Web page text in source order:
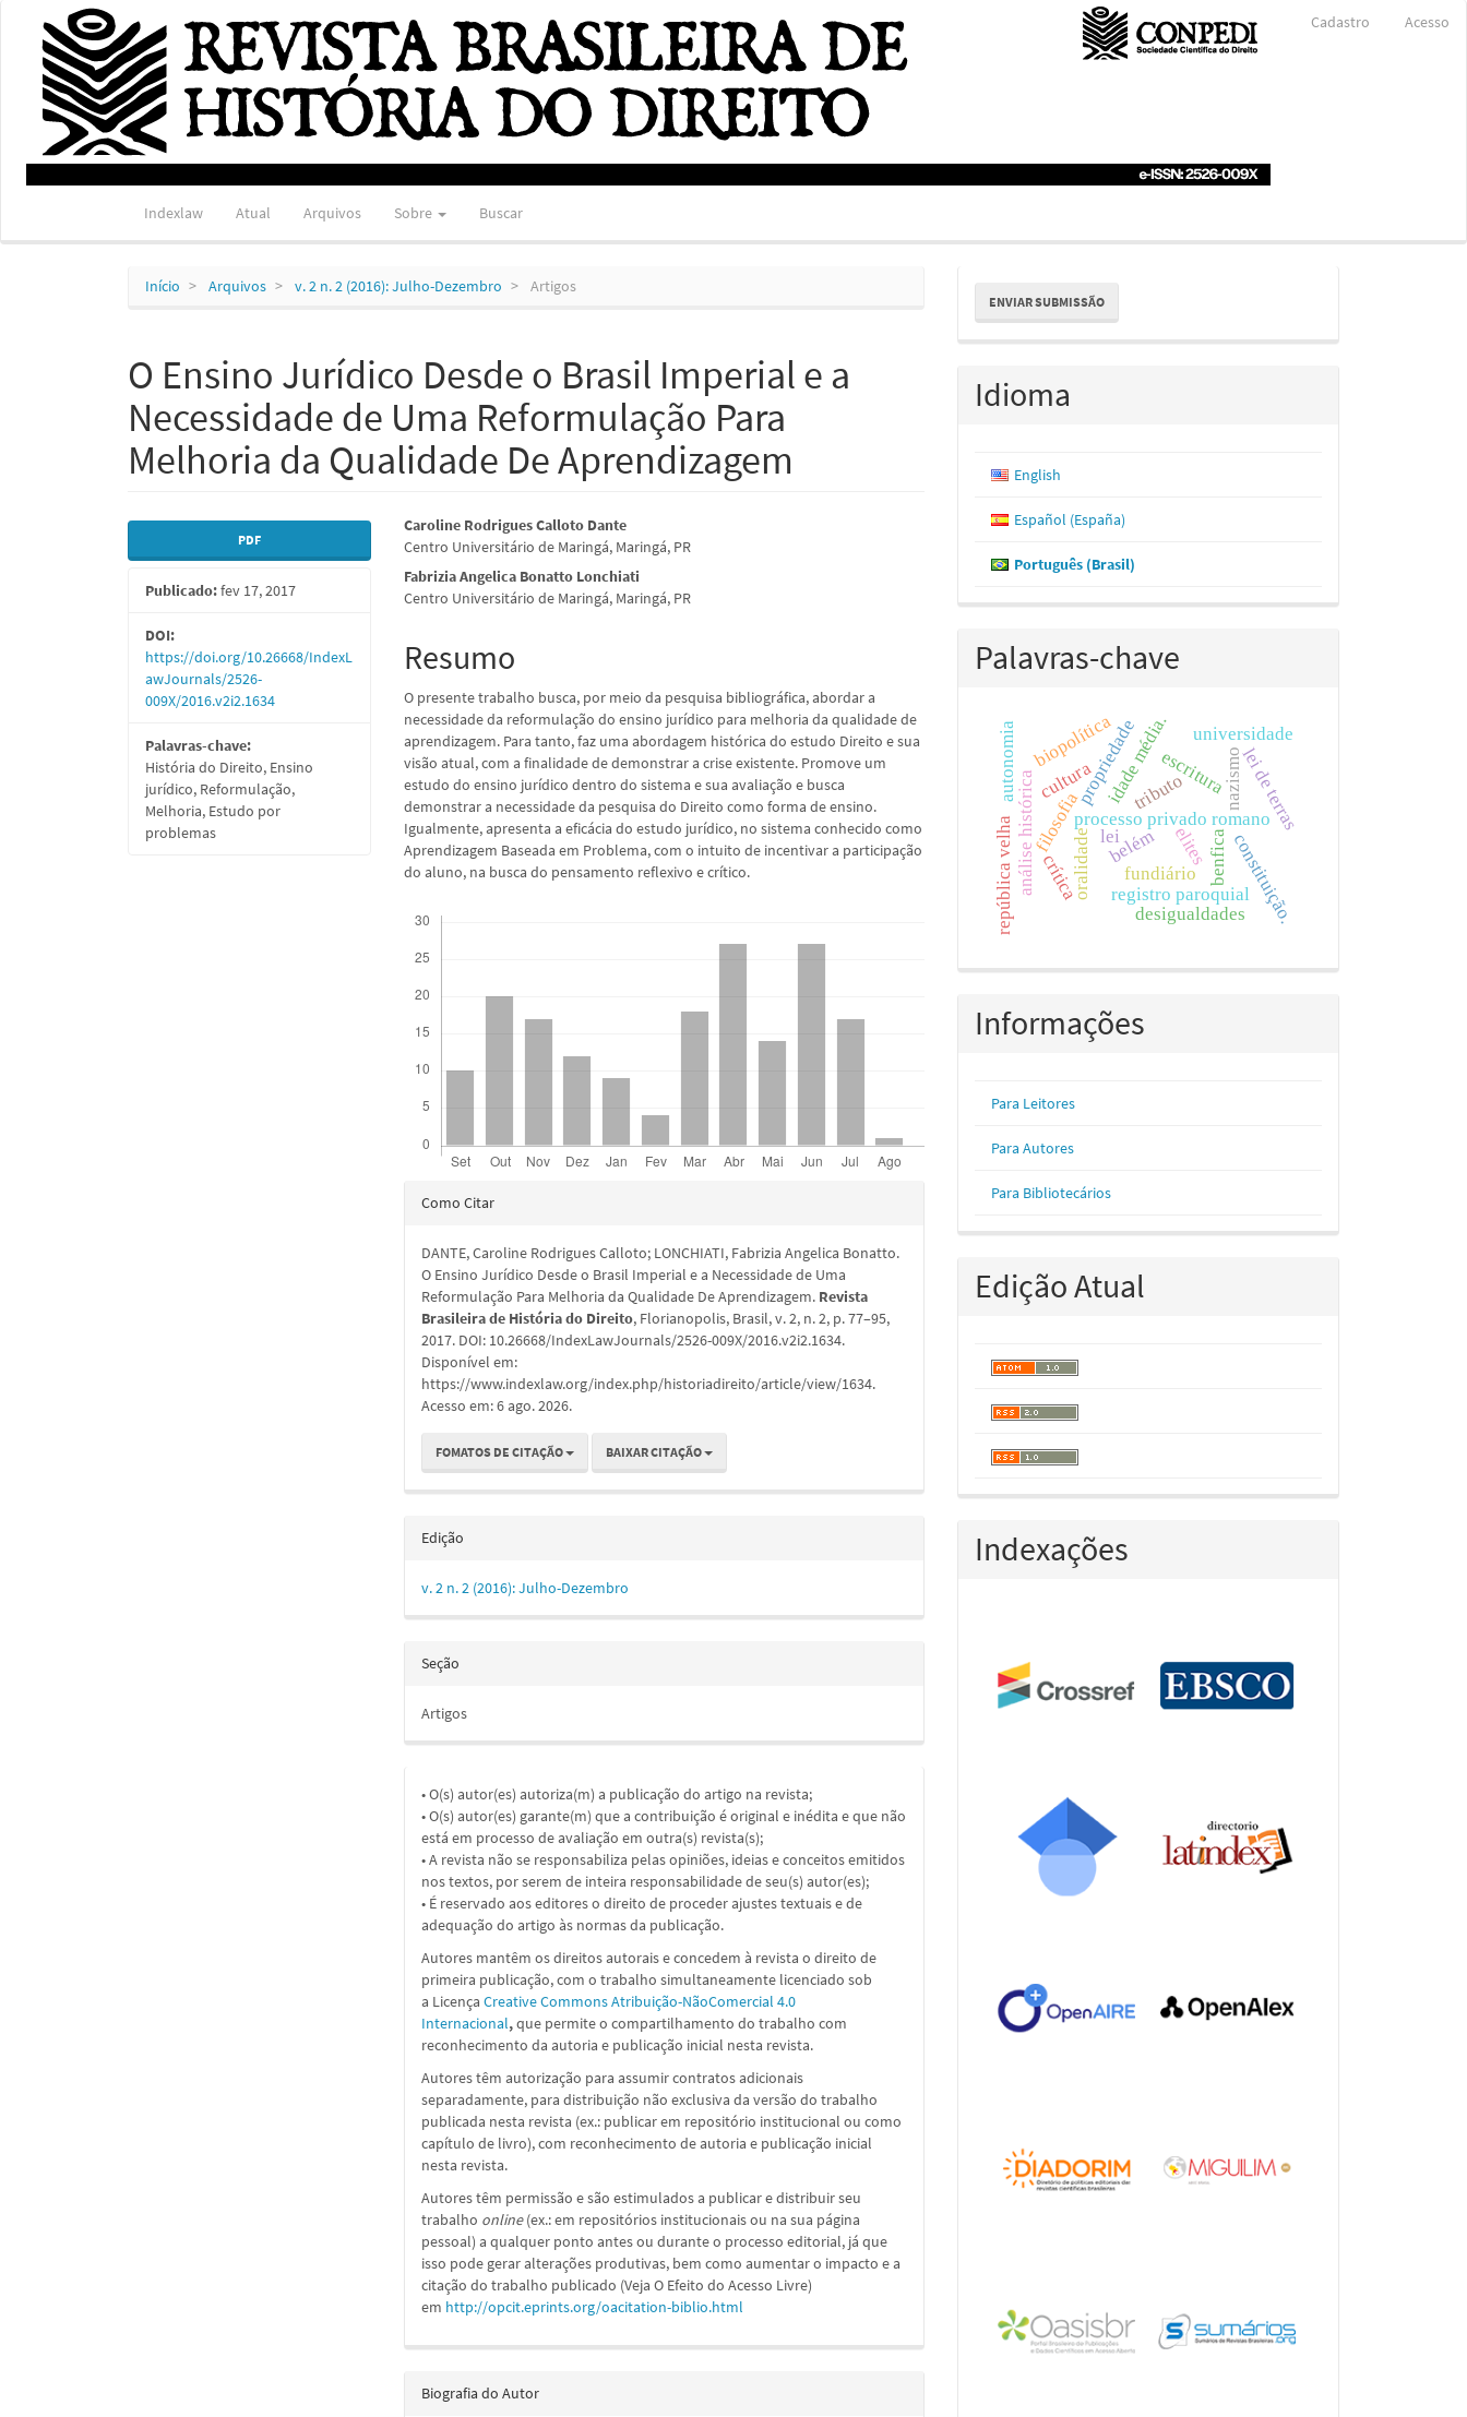
Navegação
Principal
Conteúdo
principal
Barra
Lateral
Cadastro Acesso
Indexlaw Atual Arquivos Sobre Buscar
Início Arquivos v. 2 n. 2 (2016): Julho-Dezembro Artigos
O Ensino Jurídico Desde o Brasil Imperial e a
Necessidade de Uma Reformulação Para
Melhoria da Qualidade De Aprendizagem
Barra
lateral
de
artigos
PDF
Publicado:fev 17, 2017
DOI:
https://doi.org/10.26668/IndexL
awJournals/2526-
009X/2016.v2i2.1634
Palavras-chave:
História do Direito, Ensino
jurídico, Reformulação,
Melhoria, Estudo por
problemas
Conteúdo
do
artigo
principal
Caroline Rodrigues Calloto Dante
Centro Universitário de Maringá, Maringá, PR
Fabrizia Angelica Bonatto Lonchiati
Centro Universitário de Maringá, Maringá, PR
Resumo
O presente trabalho busca, por meio da pesquisa bibliográfica, abordar a
necessidade da reformulação do ensino jurídico para melhoria da qualidade de
aprendizagem. Para tanto, faz uma abordagem histórica do estudo Direito e sua
visão atual, com a finalidade de demonstrar a crise existente. Promove um
estudo do ensino jurídico dentro do sistema e sua avaliação e busca
demonstrar a necessidade da pesquisa do Direito como forma de ensino.
Igualmente, apresenta a eficácia do estudo jurídico, no sistema conhecido como
Aprendizagem Baseada em Problema, com o intuito de incentivar a participação
do aluno, na busca do pensamento reflexivo e crítico.
Detalhes
artigo
Como Citar
DANTE, Caroline Rodrigues Calloto; LONCHIATI, Fabrizia Angelica Bonatto.
O Ensino Jurídico Desde o Brasil Imperial e a Necessidade de Uma
Reformulação Para Melhoria da Qualidade De Aprendizagem. Revista
Brasileira de História do Direito, Florianopolis, Brasil, v. 2, n. 2, p. 77–95,
2017. DOI: 10.26668/IndexLawJournals/2526-009X/2016.v2i2.1634.
Disponível em:
https://www.indexlaw.org/index.php/historiadireito/article/view/1634.
Acesso em: 6 ago. 2026.
FOMATOS DE CITAÇÃO BAIXAR CITAÇÃO
Edição
v. 2 n. 2 (2016): Julho-Dezembro
Seção
Artigos
• O(s) autor(es) autoriza(m) a publicação do artigo na revista;
• O(s) autor(es) garante(m) que a contribuição é original e inédita e que não
está em processo de avaliação em outra(s) revista(s);
• A revista não se responsabiliza pelas opiniões, ideias e conceitos emitidos
nos textos, por serem de inteira responsabilidade de seu(s) autor(es);
• É reservado aos editores o direito de proceder ajustes textuais e de
adequação do artigo às normas da publicação.
Autores mantêm os direitos autorais e concedem à revista o direito de
primeira publicação, com o trabalho simultaneamente licenciado sob
a LicençaCreative Commons Atribuição-NãoComercial 4.0
Internacional,que permite o compartilhamento do trabalho com
reconhecimento da autoria e publicação inicial nesta revista.
Autores têm autorização para assumir contratos adicionais
separadamente, para distribuição não exclusiva da versão do trabalho
publicada nesta revista (ex.: publicar em repositório institucional ou como
capítulo de livro), com reconhecimento de autoria e publicação inicial
nesta revista.
Autores têm permissão e são estimulados a publicar e distribuir seu
trabalho online(ex.: em repositórios institucionais ou na sua página
pessoal) a qualquer ponto antes ou durante o processo editorial, já que
isso pode gerar alterações produtivas, bem como aumentar o impacto e a
citação do trabalho publicado (Veja O Efeito do Acesso Livre)
em http://opcit.eprints.org/oacitation-biblio.html
Biografia do Autor
Enviar
Submissão
ENVIAR SUBMISSÃO
Idioma
English
Español (España)
Português (Brasil)
Palavras-chave
filosofia belém
processo privado romano
escritura
oralidade
cultura
elitesbenfica
lei de terras
registro paroquial
análise histórica
idade média.
constituição.
república velha
autonomia
crítica
propriedade
fundiário
biopolítica
tributo nazismo
lei
universidade
desigualdades
Informações
Para Leitores
Para Autores
Para Bibliotecários
Edição Atual
Indexações